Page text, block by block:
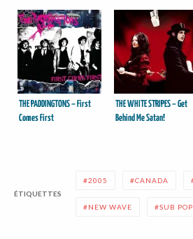
THE PADDINGTONS – First
Comes First
THE WHITE STRIPES – Get
Behind Me Satan!
ÉTIQUETTES
2005 CANADA
NEW WAVE SUB POP